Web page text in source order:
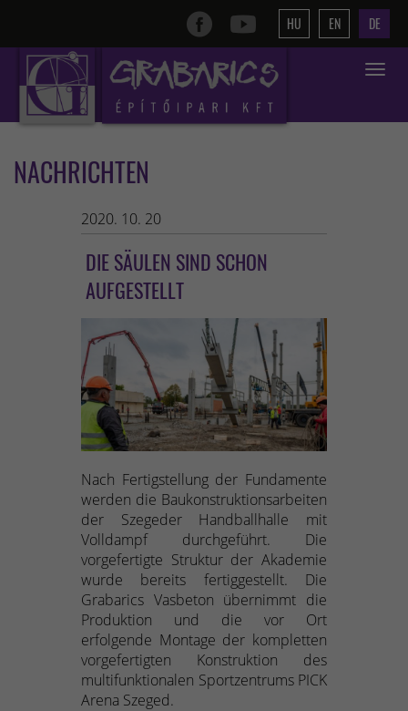
HU EN DE
Toggle
NACHRICHTEN
2020. 10. 20
DIE SÄULEN SIND SCHON
AUFGESTELLT
Nach Fertigstellung der Fundamente
werden die Baukonstruktionsarbeiten
der Szegeder Handballhalle mit
Volldampf durchgeführt. Die
vorgefertigte Struktur der Akademie
wurde bereits fertiggestellt. Die
Grabarics Vasbeton übernimmt die
Produktion und die vor Ort
erfolgende Montage der kompletten
vorgefertigten Konstruktion des
multifunktionalen Sportzentrums PICK
Arena Szeged.